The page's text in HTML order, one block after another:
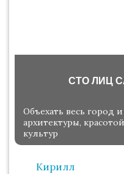
СТО ЛИЦ
Объехать весь город
архитектуры,
культур
Кирилл